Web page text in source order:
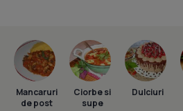
Mancaruri
de post
Ciorbe si
supe
Dulciuri